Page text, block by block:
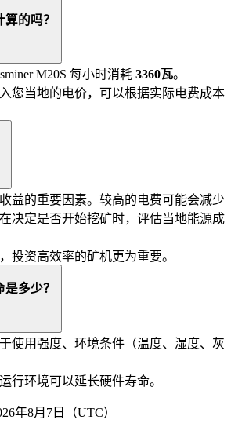
的吗？
M20S 每小时消耗 3360瓦。
您当地的电价，可以根据实际电费成本
益的重要因素。较高的电费可能会减少
决定是否开始挖矿时，评估当地能源成
投资高效率的矿机更为重要。
多少？
使用强度、环境条件（温度、湿度、灰
行环境可以延长硬件寿命。
年8月7日（UTC）